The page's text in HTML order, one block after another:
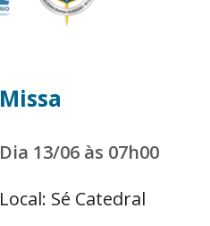
Missa
Dia 13/06 às 07h00
Local: Sé Catedral